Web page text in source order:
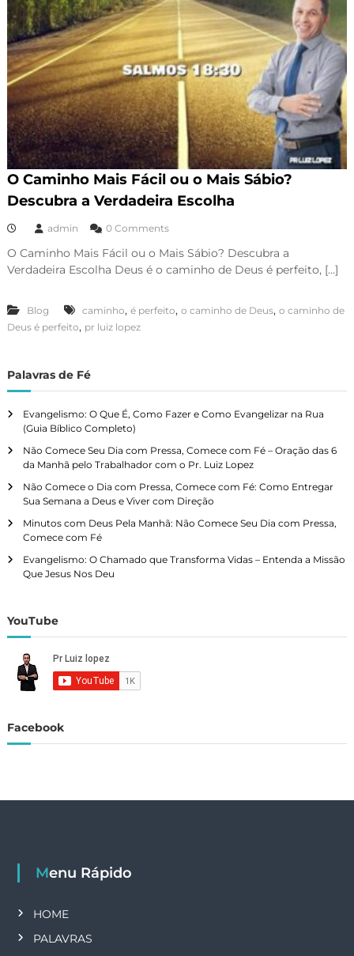
O Caminho Mais Fácil ou o Mais Sábio?
Descubra a Verdadeira Escolha
admin 0 Comments
O Caminho Mais Fácil ou o Mais Sábio? Descubra a
Verdadeira Escolha Deus é o caminho de Deus é perfeito, […]
Blog caminho, é perfeito, o caminho de Deus, o caminho de
Deus é perfeito, pr luiz lopez
Palavras de Fé
Evangelismo: O Que É, Como Fazer e Como Evangelizar na Rua
(Guia Bíblico Completo)
Não Comece Seu Dia com Pressa, Comece com Fé – Oração das 6
da Manhã pelo Trabalhador com o Pr. Luiz Lopez
Não Comece o Dia com Pressa, Comece com Fé: Como Entregar
Sua Semana a Deus e Viver com Direção
Minutos com Deus Pela Manhã: Não Comece Seu Dia com Pressa,
Comece com Fé
Evangelismo: O Chamado que Transforma Vidas – Entenda a Missão
Que Jesus Nos Deu
YouTube
Facebook
Menu Rápido
HOME
PALAVRAS